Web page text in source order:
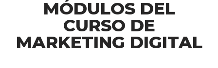
MÓDULOS DEL
CURSO DE
MARKETING DIGITAL